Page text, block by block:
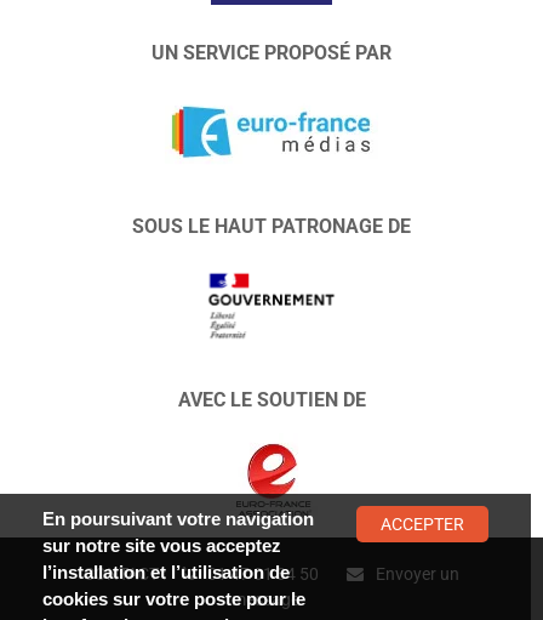
UN SERVICE PROPOSÉ PAR
SOUS LE HAUT PATRONAGE DE
AVEC LE SOUTIEN DE
CONTACT : 01 47 01 34 50
Envoyer un
message
En poursuivant votre navigation
sur notre site vous acceptez
l’installation et l’utilisation de
cookies sur votre poste pour le
ACCEPTER